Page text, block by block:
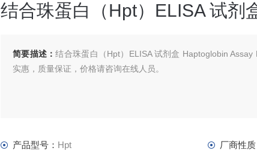
结合珠蛋白（Hpt）ELISA 试剂
简要描述：结合珠蛋白（Hpt）ELISA 试剂盒 Haptoglobin
实惠，质量保证，价格请咨询在线人员。
产品型号： Hpt 厂商性质